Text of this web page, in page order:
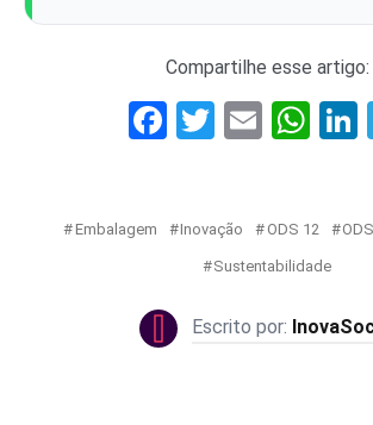
Compartilhe esse artigo:
Facebook
Twitter
Email
Embalagem Inovação ODS 12
Sustentabilidade